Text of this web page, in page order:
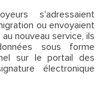
s'adressaient
ou envoyaient
nouveau service, ils
sous forme
sur le portail des
électronique